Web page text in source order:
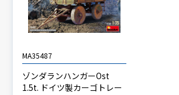
MA35487
ゾンダランハンガーOst
1.5t. ドイツ製カーゴトレー